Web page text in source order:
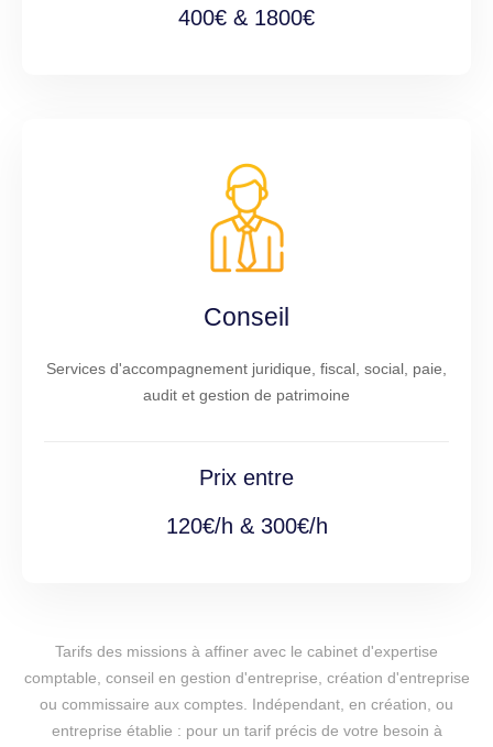
400€ & 1800€
Conseil
Services d'accompagnement juridique, fiscal, social, paie,
audit et gestion de patrimoine
Prix entre
120€/h & 300€/h
Tarifs des missions à affiner avec le cabinet d'expertise
comptable, conseil en gestion d'entreprise, création d'entreprise
ou commissaire aux comptes. Indépendant, en création, ou
entreprise établie : pour un tarif précis de votre besoin à